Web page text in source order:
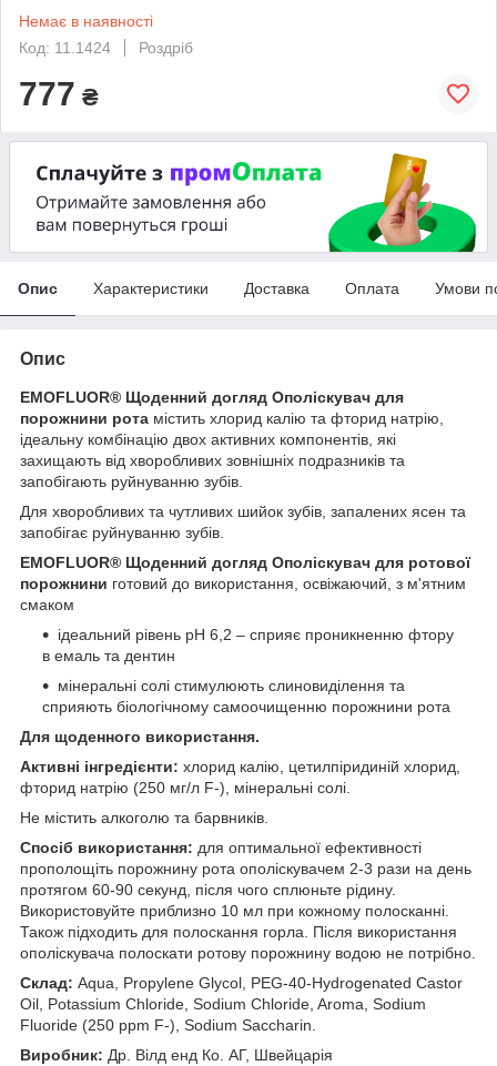
Немає в наявності
Код: 11.1424
Роздріб
777 ₴
Опис Характеристики Доставка Оплата Умови
Опис
EMOFLUOR® Щоденний догляд Ополіскувач для
порожнини рота містить хлорид калію та фторид натрію,
ідеальну комбінацію двох активних компонентів, які
захищають від хворобливих зовнішніх подразників та
запобігають руйнуванню зубів.
Для хворобливих та чутливих шийок зубів, запалених ясен та
запобігає руйнуванню зубів.
EMOFLUOR® Щоденний догляд Ополіскувач для ротової
порожнини готовий до використання, освіжаючий, з м'ятним
смаком
ідеальний рівень pH 6,2 – сприяє проникненню фтору
в емаль та дентин
мінеральні солі стимулюють слиновиділення та
сприяють біологічному самоочищенню порожнини рота
Для щоденного використання.
Активні інгредієнти: хлорид калію, цетилпіридиній хлорид,
фторид натрію (250 мг/л F-), мінеральні солі.
Не містить алкоголю та барвників.
Спосіб використання: для оптимальної ефективності
прополощіть порожнину рота ополіскувачем 2-3 рази на день
протягом 60-90 секунд, після чого сплюньте рідину.
Використовуйте приблизно 10 мл при кожному полосканні.
Також підходить для полоскання горла. Після використання
ополіскувача полоскати ротову порожнину водою не потрібно.
Склад: Aqua, Propylene Glycol, PEG-40-Hydrogenated Castor
Oil, Potassium Chloride, Sodium Chloride, Aroma, Sodium
Fluoride (250 ppm F-), Sodium Saccharin.
Виробник: Др. Вілд енд Ко. АГ, Швейцарія